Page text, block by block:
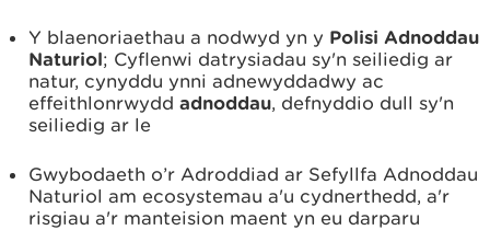
Y blaenoriaethau a nodwyd yn y Polisi Adnoddau
Naturiol; Cyflenwi datrysiadau sy'n seiliedig ar
natur, cynyddu ynni adnewyddadwy ac
effeithlonrwydd adnoddau, defnyddio dull sy'n
seiliedig ar le
Gwybodaeth o’r Adroddiad ar Sefyllfa Adnoddau
Naturiol am ecosystemau a'u cydnerthedd, a'r
risgiau a'r manteision maent yn eu darparu